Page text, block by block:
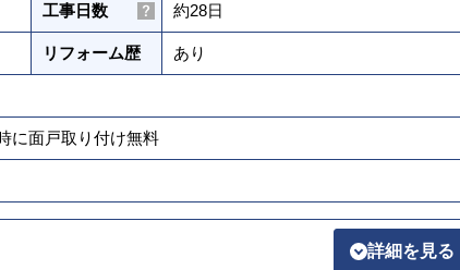
工事日数 約28日
リフォーム歴 あり
に面戸取り付け無料
詳細を見る